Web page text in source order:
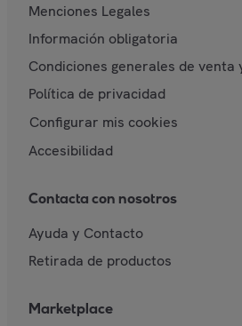
Menciones Legales
Información obligatoria
Condiciones generales de venta
Política de privacidad
Configurar mis cookies
Accesibilidad
Contacta con nosotros
Ayuda y Contacto
Retirada de productos
Marketplace